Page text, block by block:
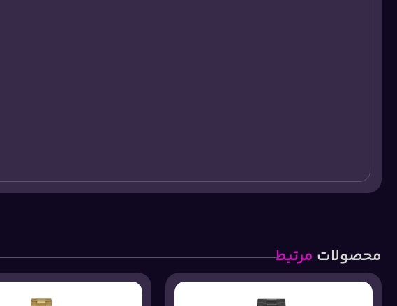
محصولات مرتبط